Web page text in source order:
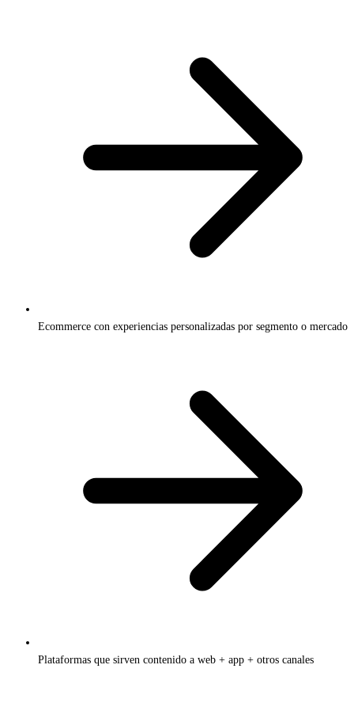
Ecommerce con experiencias personalizadas por segmento o mercado
Plataformas que sirven contenido a web + app + otros canales